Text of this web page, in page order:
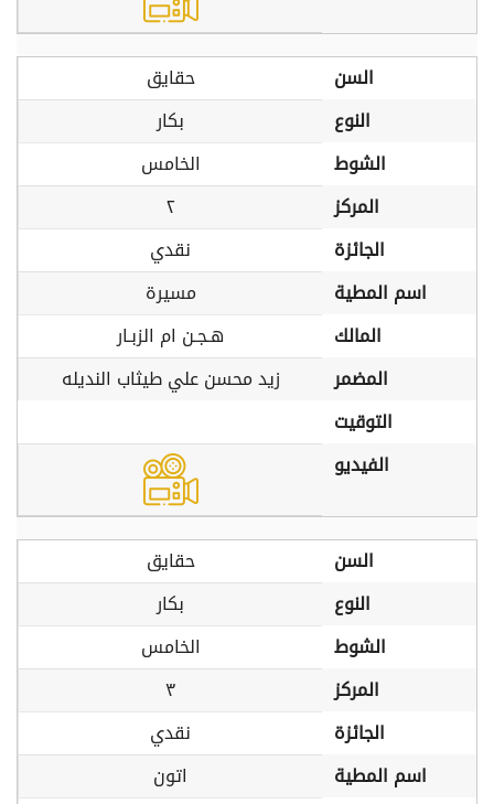
السن
حقايق
النوع
بكار
الشوط
الخامس
المركز
٢
الجائزة
نقدي
اسم المطية
مسيرة
المالك
هـجـن ام الزبـار
المضمر
زيد محسن علي طيثاب النديله
التوقيت
الفيديو
السن
حقايق
النوع
بكار
الشوط
الخامس
المركز
٣
الجائزة
نقدي
اسم المطية
اتون